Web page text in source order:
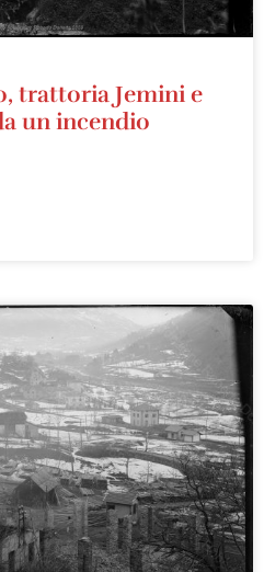
trattoria Jemini e
un incendio